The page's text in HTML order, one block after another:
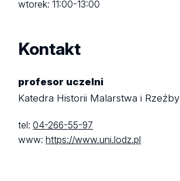
wtorek: 11:00-13:00
Kontakt
profesor uczelni
Katedra Historii Malarstwa i Rzeźby
tel:04-266-55-97
www:https://www.uni.lodz.pl